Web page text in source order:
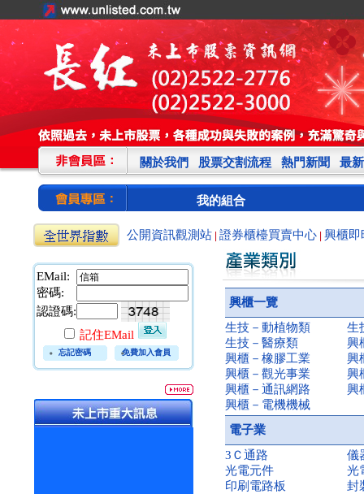
關於我們 股票交割流程 熱門新聞 最
我的組合
公開資訊觀測站 證券櫃檯買賣中心 興櫃即
EMail:
密碼:
認證碼:
記住EMail
忘記密碼 免費加入會員
興櫃一覽
生技－動植物類
生
生技－醫療類
興
興櫃－橡膠工業
興
興櫃－觀光事業
興
興櫃－通訊網路
興
興櫃－電機機械
電子業
3Ｃ通路
儀
光電元件
光
印刷電路板
封